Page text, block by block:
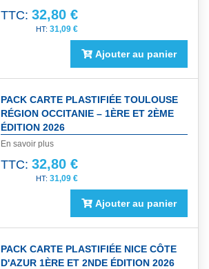
TTC: 32,80 €
31,09 €
Ajouter au panier
PACK CARTE PLASTIFIÉE TOULOUSE
RÉGION OCCITANIE – 1ÈRE ET 2ÈME
ÉDITION 2026
En savoir plus
TTC: 32,80 €
31,09 €
Ajouter au panier
PACK CARTE PLASTIFIÉE NICE CÔTE
D'AZUR 1ÈRE ET 2NDE ÉDITION 2026